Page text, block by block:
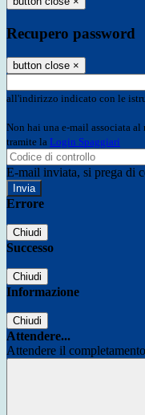
Recupero password
button close ×
all'indirizzo indicato con le
Non hai una e-mail associata
tramite la Login Spaggiari
E-mail inviata, si prega di
Errore
Chiudi
Successo
Chiudi
Informazione
Chiudi
Attendere...
Attendere il